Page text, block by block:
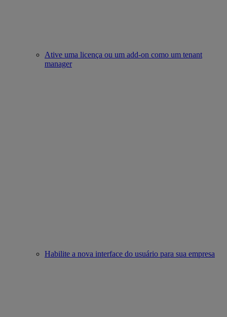
Ative uma licença ou um add-on como um tenant
manager
Habilite a nova interface do usuário para sua empresa